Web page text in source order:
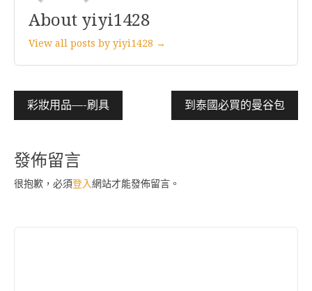
About yiyi1428
View all posts by yiyi1428 →
文
章
導
覽
彩妝用品—-刷具 到泰國必買的曼谷包
發佈留言
很抱歉，必須登入網站才能發佈留言。